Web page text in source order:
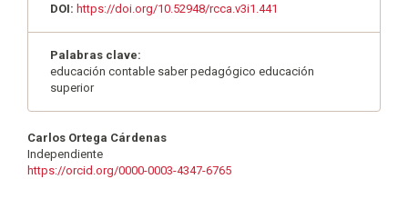
DOI: https://doi.org/10.52948/rcca.v3i1.441
Palabras clave:
educación contable saber pedagógico educación
superior
Contenido
principal
Carlos Ortega Cárdenas
Independiente
https://orcid.org/0000-0003-4347-6765